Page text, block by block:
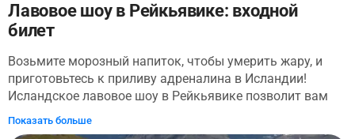
Лавовое шоу в Рейкьявике: входной
билет
Возьмите морозный напиток, чтобы умерить жару, и
приготовьтесь к приливу адреналина в Исландии!
Исландское лавовое шоу в Рейкьявике позволит вам
окунуться в жар расплавленной лавы, но без опасности!
Это не обычное шоу, а образовательное,
Показать больше